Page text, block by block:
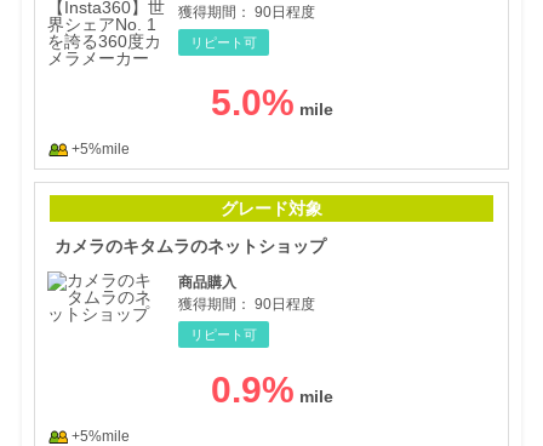
獲得期間： 90日程度
リピート可
5.0%
+5%mile
グレード対象
カメラのキタムラのネットショップ
商品購入
獲得期間： 90日程度
リピート可
0.9%
+5%mile